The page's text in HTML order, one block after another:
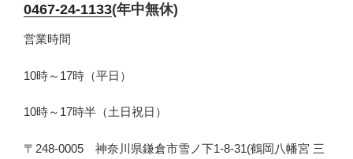
0467-24-1133(年中無休)
営業時間
10時～17時（平日）
10時～17時半（土日祝日）
〒248-0005 神奈川県鎌倉市雪ノ下1-8-31(鶴岡八幡宮 三